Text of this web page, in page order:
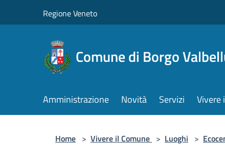
Regione Veneto
Comune di Borgo
Amministrazione Novità Servizi Vivere
Home > Vivere il Comune > Luoghi >